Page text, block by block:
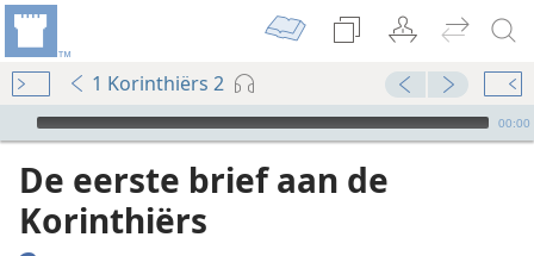
1 Korinthiërs 2
Audio Player
00:00
De eerste brief aan de
Korinthiërs